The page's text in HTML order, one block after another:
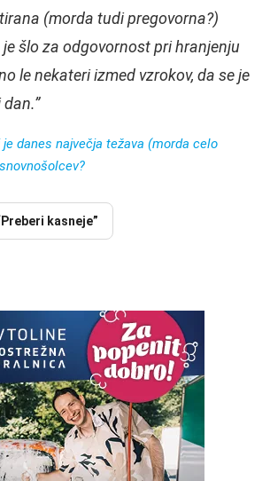
(morda tudi pregovorna?)
šlo za odgovornost pri hranjenju
le nekateri izmed vzrokov, da se je
je danes največja težava (morda celo
kasneje”